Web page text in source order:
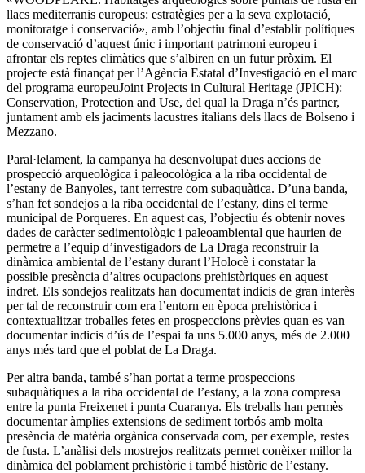
llacs mediterranis europeus: estratègies per a la seva explotació
monitoratge i conservació», amb l’objectiu final d’establir polítiques
de conservació d’aquest únic i important patrimoni europeu i
afrontar els reptes climàtics que s’albiren en un futur pròxim. El
projecte està finançat per l’Agència Estatal d’Investigació en el marc
del programa europeuJoint Projects in Cultural Heritage (JPICH):
Conservation, Protection and Use, del qual la Draga n’és partner,
juntament amb els jaciments lacustres italians dels llacs de Bolseno i
Mezzano.
Paral·lelament, la campanya ha desenvolupat dues accions de
prospecció arqueològica i paleocològica a la riba occidental de
l’estany de Banyoles, tant terrestre com subaquàtica. D’una banda,
s’han fet sondejos a la riba occidental de l’estany, dins el terme
municipal de Porqueres. En aquest cas, l’objectiu és obtenir noves
dades de caràcter sedimentològic i paleoambiental que haurien de
permetre a l’equip d’investigadors de La Draga reconstruir la
dinàmica ambiental de l’estany durant l’Holocè i constatar la
possible presència d’altres ocupacions prehistòriques en aquest
indret. Els sondejos realitzats han documentat indicis de gran interès
per tal de reconstruir com era l’entorn en època prehistòrica i
contextualitzar troballes fetes en prospeccions prèvies quan es van
documentar indicis d’ús de l’espai fa uns 5.000 anys, més de 2.000
anys més tard que el poblat de La Draga.
Per altra banda, també s’han portat a terme prospeccions
subaquàtiques a la riba occidental de l’estany, a la zona compresa
entre la punta Freixenet i punta Cuaranya. Els treballs han permès
documentar àmplies extensions de sediment torbós amb molta
presència de matèria orgànica conservada com, per exemple, restes
de fusta. L’anàlisi dels mostrejos realitzats permet conèixer millor la
dinàmica del poblament prehistòric i també històric de l’estany.